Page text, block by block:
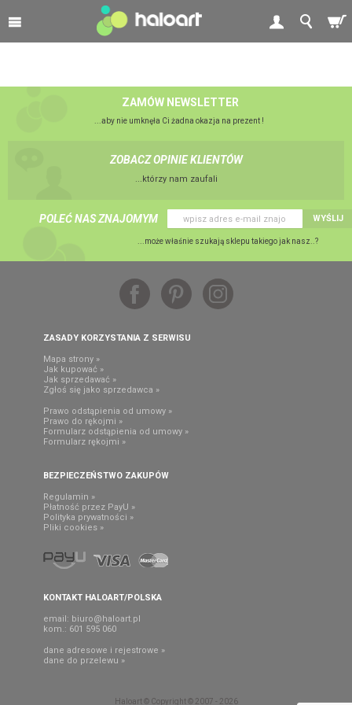
ZAMÓW NEWSLETTER
...aby nie umknęła Ci żadna okazja na prezent !
ZOBACZ OPINIE KLIENTÓW
...którzy nam zaufali
POLEĆ NAS ZNAJOMYM WYŚLIJ
...może właśnie szukają sklepu takiego jak nasz..?
ZASADY KORZYSTANIA Z SERWISU
Mapa strony »
Jak kupować »
Jak sprzedawać »
Zgłoś się jako sprzedawca »
Prawo odstąpienia od umowy »
Prawo do rękojmi »
Formularz odstąpienia od umowy »
Formularz rękojmi »
BEZPIECZEŃSTWO ZAKUPÓW
Regulamin »
Płatność przez PayU »
Polityka prywatności »
Pliki cookies »
KONTAKT HALOART/POLSKA
email: biuro@haloart.pl
kom.: 601 595 060
dane adresowe i rejestrowe »
dane do przelewu »
Haloart © Copyright © 2007 - 2026